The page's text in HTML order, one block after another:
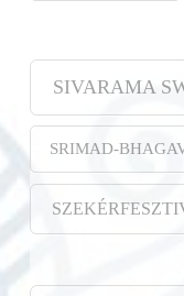
SIVARAMA
SRIMAD-